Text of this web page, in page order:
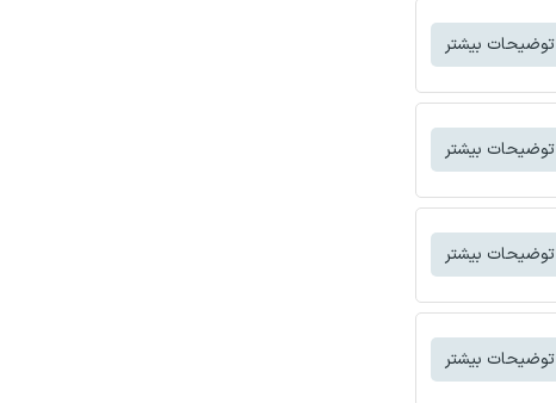
توضیحات بیشتر
توضیحات بیشتر
توضیحات بیشتر
توضیحات بیشتر